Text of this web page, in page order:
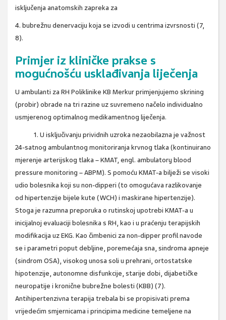
isključenja anatomskih zapreka za
4. bubrežnu denervaciju koja se izvodi u centrima izvrsnosti (7,
8).
Primjer iz kliničke prakse s
mogućnošću usklađivanja liječenja
U ambulanti za RH Poliklinike KB Merkur primjenjujemo skrining
(probir) obrade na tri razine uz suvremeno načelo individualno
usmjerenog optimalnog medikamentnog liječenja.
1. U isključivanju prividnih uzroka nezaobilazna je važnost
24-satnog ambulantnog monitoriranja krvnog tlaka (kontinuirano
mjerenje arterijskog tlaka – KMAT, engl. ambulatory blood
pressure monitoring – ABPM). S pomoću KMAT-a bilježi se visoki
udio bolesnika koji su non-dipperi (to omogućava razlikovanje
od hipertenzije bijele kute (WCH) i maskirane hipertenzije).
Stoga je razumna preporuka o rutinskoj upotrebi KMAT-a u
inicijalnoj evaluaciji bolesnika s RH, kao i u praćenju terapijskih
modifikacija uz EKG. Kao čimbenici za non-dipper profil navode
se i parametri poput debljine, poremećaja sna, sindroma apneje
(sindrom OSA), visokog unosa soli u prehrani, ortostatske
hipotenzije, autonomne disfunkcije, starije dobi, dijabetičke
neuropatije i kronične bubrežne bolesti (KBB) (7).
Antihipertenzivna terapija trebala bi se propisivati prema
vrijedećim smjernicama i principima medicine temeljene na